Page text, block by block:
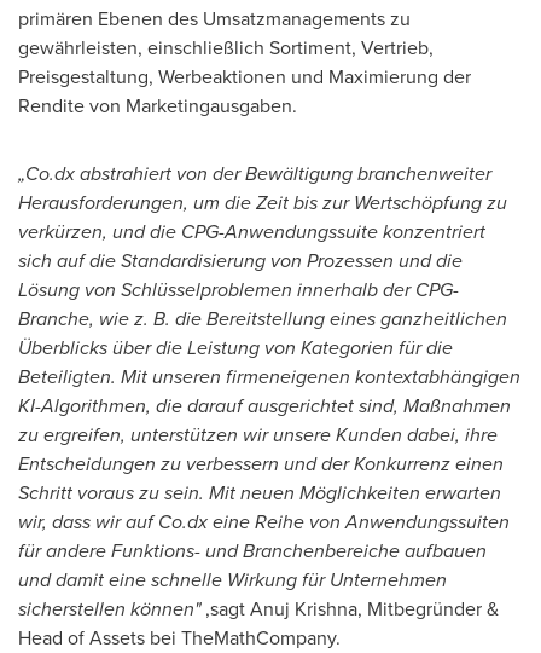
primären Ebenen des Umsatzmanagements zu
gewährleisten, einschließlich Sortiment, Vertrieb,
Preisgestaltung, Werbeaktionen und Maximierung der
Rendite von Marketingausgaben.
„Co.dx abstrahiert von der Bewältigung branchenweiter
Herausforderungen, um die Zeit bis zur Wertschöpfung zu
verkürzen, und die CPG-Anwendungssuite konzentriert
sich auf die Standardisierung von Prozessen und die
Lösung von Schlüsselproblemen innerhalb der CPG-
Branche, wie z. B. die Bereitstellung eines ganzheitlichen
Überblicks über die Leistung von Kategorien für die
Beteiligten. Mit unseren firmeneigenen kontextabhängigen
KI-Algorithmen, die darauf ausgerichtet sind, Maßnahmen
zu ergreifen, unterstützen wir unsere Kunden dabei, ihre
Entscheidungen zu verbessern und der Konkurrenz einen
Schritt voraus zu sein. Mit neuen Möglichkeiten erwarten
wir, dass wir auf Co.dx eine Reihe von Anwendungssuiten
für andere Funktions- und Branchenbereiche aufbauen
und damit eine schnelle Wirkung für Unternehmen
sicherstellen können",sagtAnuj Krishna, Mitbegründer &
Head of Assets bei TheMathCompany.